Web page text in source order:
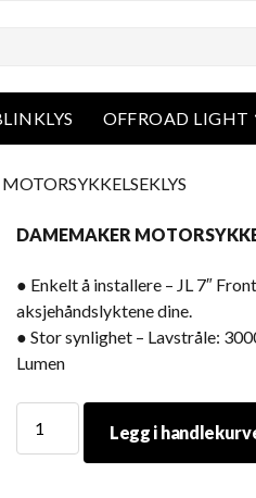
meny OFFROAD LIGHT
DAMEMAKER
● Enkelt å installere – JL 7″
aksjehåndslyktene dine.
● Stor synlighet – Lavstråle:
Lumen
MOTORSYKKELSEKLYS
Legg i